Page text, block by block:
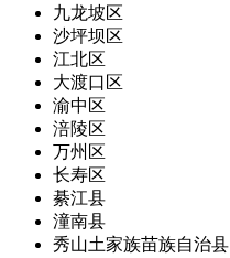
九龙坡区
沙坪坝区
江北区
大渡口区
渝中区
涪陵区
万州区
长寿区
綦江县
潼南县
秀山土家族苗族自治县